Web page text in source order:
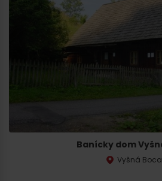
Banícky dom
Vyšná Boca